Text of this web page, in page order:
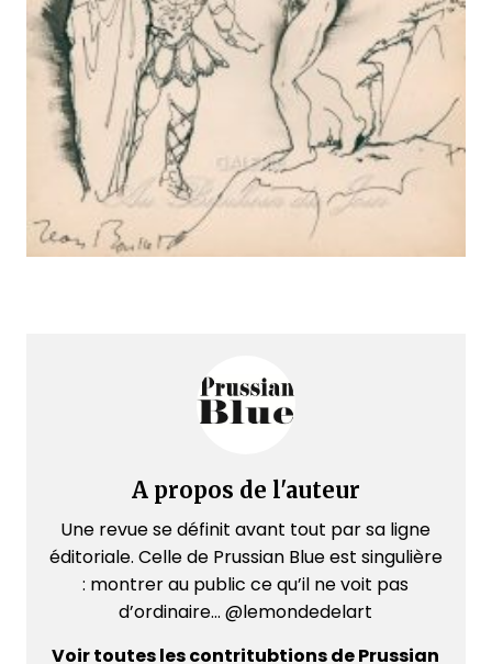
A propos de l'auteur
Une revue se définit avant tout par sa ligne
éditoriale. Celle de Prussian Blue est singulière
: montrer au public ce qu’il ne voit pas
d’ordinaire... @lemondedelart
Voir toutes les contritubtions de Prussian